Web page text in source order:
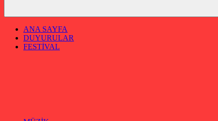
ANA SAYFA
DUYURULAR
FESTİVAL